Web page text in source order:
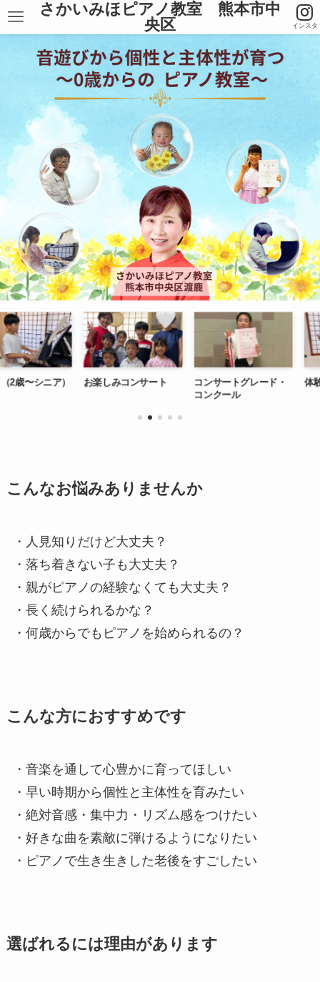
さかいみほピアノ教室 熊本市中
央区
インスタ
お楽しみコンサート
コンサートグレード・
体験レッスン
こんなお悩みありませんか
・人見知りだけど大丈夫？
・落ち着きない子も大丈夫？
・親がピアノの経験なくても大丈夫？
・長く続けられるかな？
・何歳からでもピアノを始められるの？
こんな方におすすめです
・音楽を通して心豊かに育ってほしい
・早い時期から個性と主体性を育みたい
・絶対音感・集中力・リズム感をつけたい
・好きな曲を素敵に弾けるようになりたい
・ピアノで生き生きした老後をすごしたい
選ばれるには理由があります